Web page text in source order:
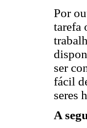
Por
tarefa
ser
fácil
seres
A